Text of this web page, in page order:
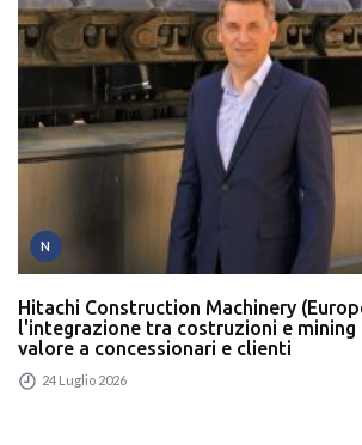
N
Hitachi Construction Machinery
l'integrazione tra costruzioni e
valore a concessionari e clienti
24 Luglio 2026